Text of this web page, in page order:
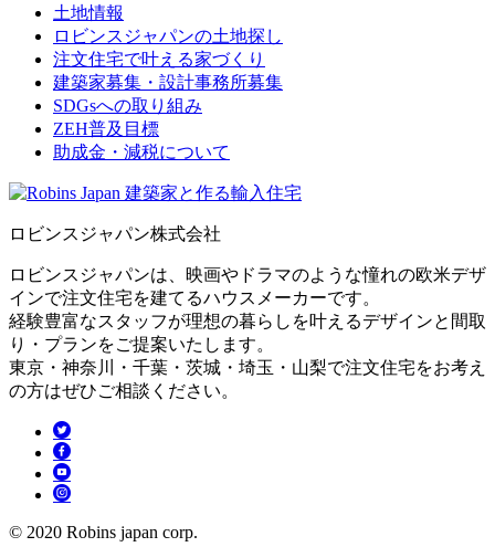
土地情報
ロビンスジャパンの土地探し
注文住宅で叶える家づくり
建築家募集・設計事務所募集
SDGsへの取り組み
ZEH普及目標
助成金・減税について
ロビンスジャパン株式会社
ロビンスジャパンは、映画やドラマのような憧れの欧米デザ
インで注文住宅を建てるハウスメーカーです。
経験豊富なスタッフが理想の暮らしを叶えるデザインと間取
り・プランをご提案いたします。
東京・神奈川・千葉・茨城・埼玉・山梨で注文住宅をお考え
の方はぜひご相談ください。
© 2020 Robins japan corp.